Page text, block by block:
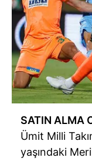
SATIN ALMA
Ümit Milli
yaşındaki